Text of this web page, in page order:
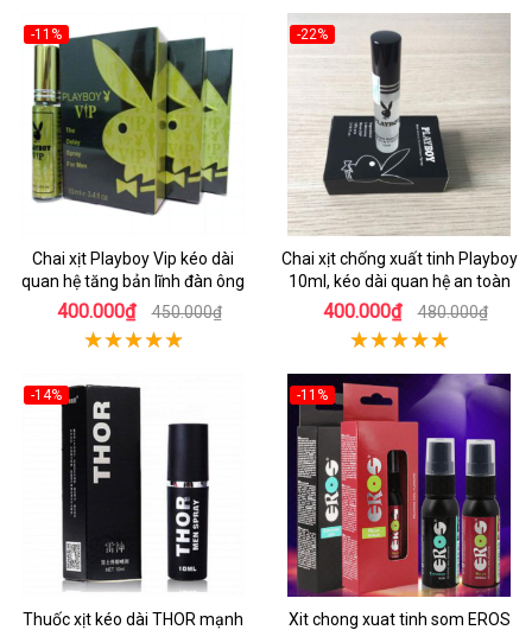
-11%
Chai xịt Playboy Vip kéo dài
quan hệ tăng bản lĩnh đàn ông
400.000₫ 450.000₫
-22%
Chai xịt chống xuất tinh Playboy
10ml, kéo dài quan hệ an toàn
400.000₫ 480.000₫
-14%
Thuốc xịt kéo dài THOR mạnh
-11%
Xit chong xuat tinh som EROS